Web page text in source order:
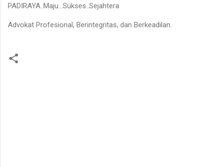
PADIRAYA..Maju…Sukses..Sejahtera
Advokat Profesional, Berintegritas, dan Berkeadilan.